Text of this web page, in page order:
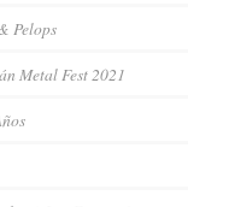
Pelops
Metal Fest 2021